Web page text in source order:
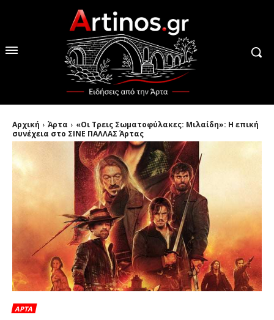
Αρχική Άρτα
«Οι Τρεις Σωματοφύλακες: Μιλαίδη»: H επική
συνέχεια στο ΣΙΝΕ ΠΑΛΛΑΣ Άρτας
ΑΡΤΑ